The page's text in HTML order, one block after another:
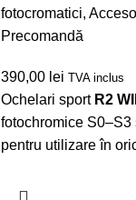
fotocromatici,
Precomandă
390,00 lei TVA inclus
Ochelari sport R2
fotochromice
pentru utilizare în